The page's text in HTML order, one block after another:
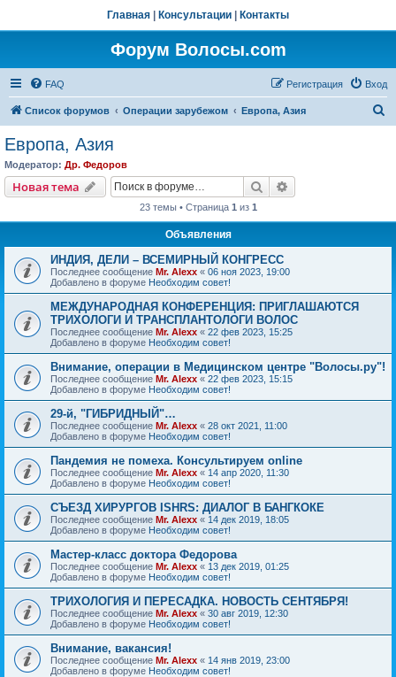
Главная Консультации Контакты
Форум Волосы.com
FAQ Вход
Регистрация
Список форумов Операции зарубежом Европа, Азия
Европа, Азия
Модератор: Др. Федоров
Новая тема Поиск
23 темы • Страница 1 из 1
Объявления
ИНДИЯ, ДЕЛИ – ВСЕМИРНЫЙ КОНГРЕСС
Последнее сообщение Mr. Alexx « 06 ноя 2023, 19:00
Добавлено в форуме Необходим совет!
МЕЖДУНАРОДНАЯ КОНФЕРЕНЦИЯ: ПРИГЛАШАЮТСЯ
ТРИХОЛОГИ И ТРАНСПЛАНТОЛОГИ ВОЛОС
Последнее сообщение Mr. Alexx « 22 фев 2023, 15:25
Добавлено в форуме Необходим совет!
Внимание, операции в Медицинском центре "Волосы.ру"!
Последнее сообщение Mr. Alexx « 22 фев 2023, 15:15
Добавлено в форуме Необходим совет!
29-й, "ГИБРИДНЫЙ"…
Последнее сообщение Mr. Alexx « 28 окт 2021, 11:00
Добавлено в форуме Необходим совет!
Пандемия не помеха. Консультируем online
Последнее сообщение Mr. Alexx « 14 апр 2020, 11:30
Добавлено в форуме Необходим совет!
СЪЕЗД ХИРУРГОВ ISHRS: ДИАЛОГ В БАНГКОКЕ
Последнее сообщение Mr. Alexx « 14 дек 2019, 18:05
Добавлено в форуме Необходим совет!
Мастер-класс доктора Федорова
Последнее сообщение Mr. Alexx « 13 дек 2019, 01:25
Добавлено в форуме Необходим совет!
ТРИХОЛОГИЯ И ПЕРЕСАДКА. НОВОСТЬ СЕНТЯБРЯ!
Последнее сообщение Mr. Alexx « 30 авг 2019, 12:30
Добавлено в форуме Необходим совет!
Внимание, вакансия!
Последнее сообщение Mr. Alexx « 14 янв 2019, 23:00
Добавлено в форуме Необходим совет!